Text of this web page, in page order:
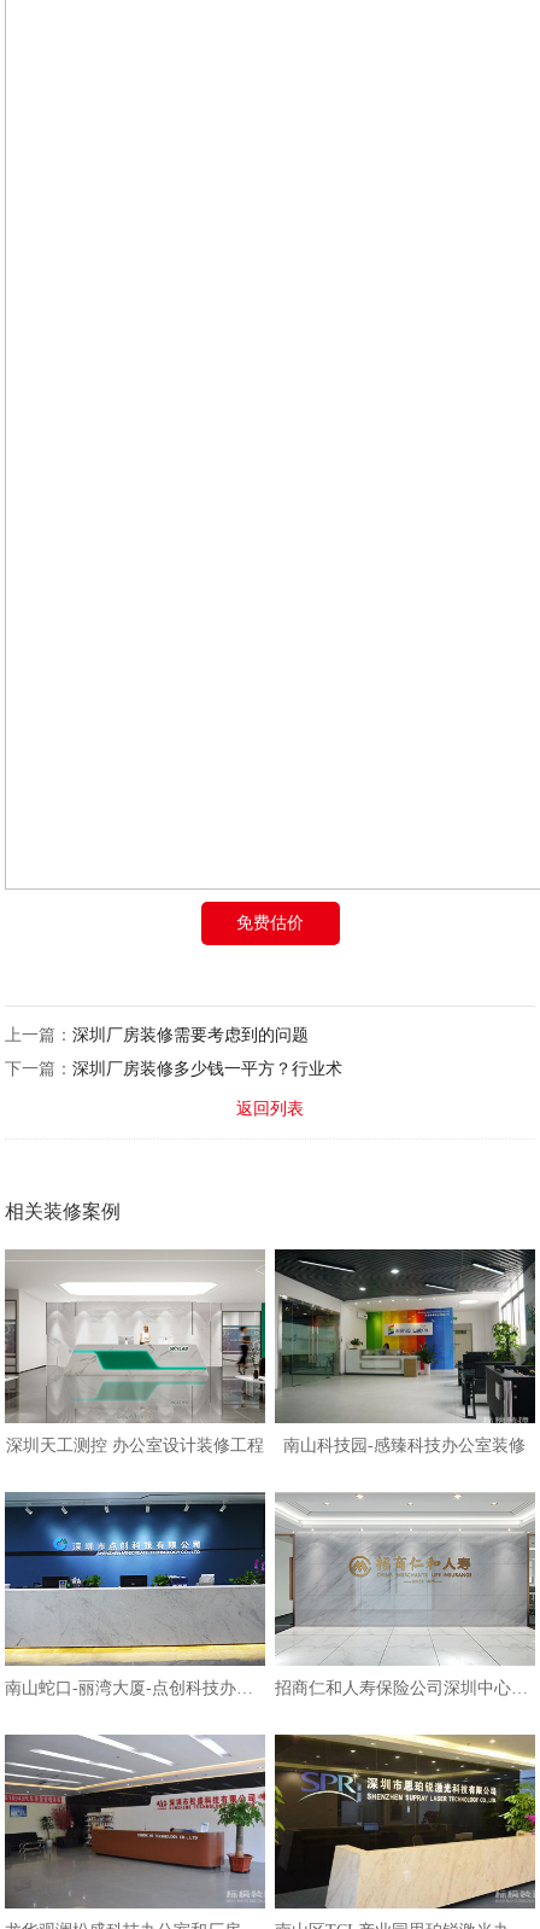
免费估价
上一篇：深圳厂房装修需要考虑到的问题
下一篇：深圳厂房装修多少钱一平方？行业术
返回列表
相关装修案例
深圳天工测控 办公室设计装修工程 南山科技园-感臻科技办公室装修